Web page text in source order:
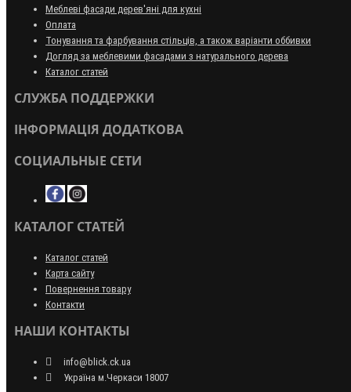
Меблеві фасади дерев'яні для кухні
Оплата
Тонування та фарбування стільців, а також варіанти оббивки
Догляд за меблевими фасадами з натурального дерева
Каталог статей
СЛУЖБА ПОДДЕРЖКИ
ІНФОРМАЦІЯ ДОДАТКОВА
СОЦИАЛЬНЫЕ СЕТИ
КАТАЛОГ СТАТЕЙ
Каталог статей
Карта сайту
Повернення товару
Контакти
НАШИ КОНТАКТЫ
info@blick.ck.ua
Україна м.Черкаси 18007